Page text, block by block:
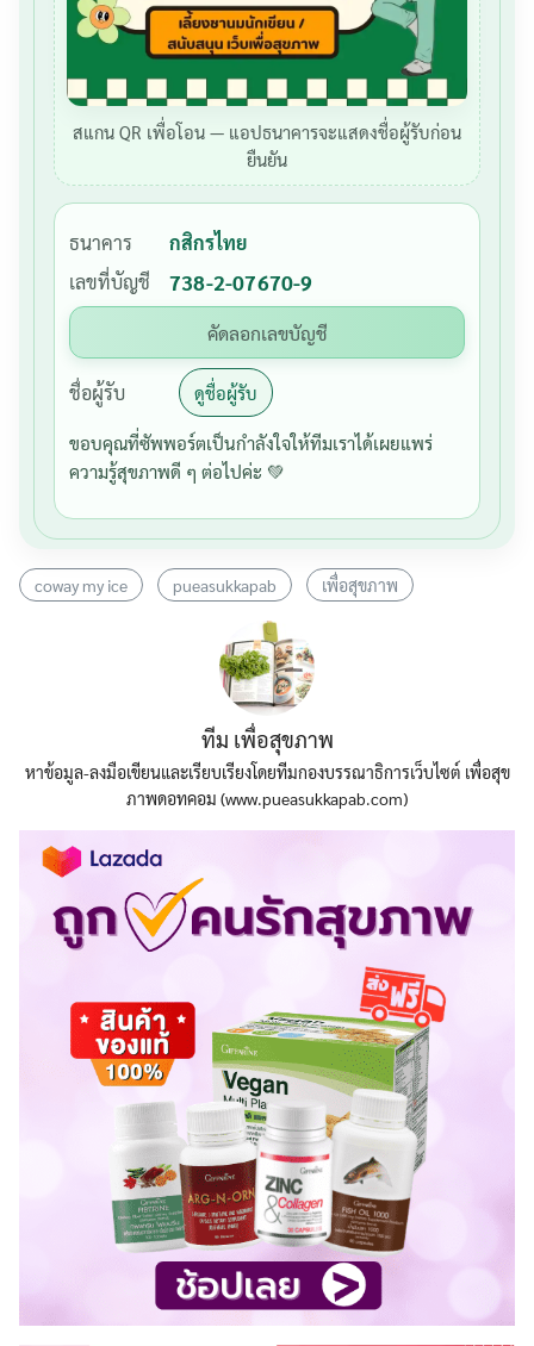
Search
สแกน QR เพื่อโอน — แอปธนาคารจะแสดงชื่อผู้รับก่อน
ยืนยัน
ธนาคาร
กสิกรไทย
เลขที่บัญชี
738-2-07670-9
คัดลอกเลขบัญชี
ชื่อผู้รับ ดูชื่อผู้รับ
ขอบคุณที่ซัพพอร์ตเป็นกำลังใจให้ทีมเราได้เผยแพร่
ความรู้สุขภาพดี ๆ ต่อไปค่ะ 💚
coway my ice pueasukkapab เพื่อสุขภาพ
ทีม เพื่อสุขภาพ
หาข้อมูล-ลงมือเขียนและเรียบเรียงโดยทีมกองบรรณาธิการเว็บไซต์ เพื่อสุข
ภาพดอทคอม (www.pueasukkapab.com)